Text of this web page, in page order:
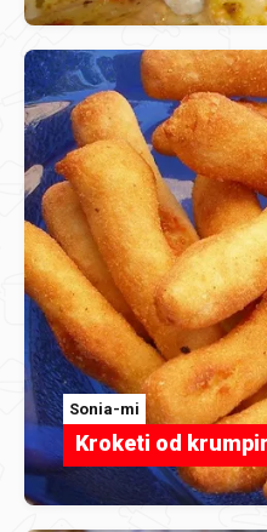
Sonia-mi
Kroketi od